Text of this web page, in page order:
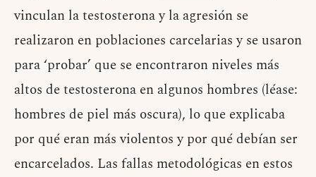
vinculan la testosterona y la agresión se
realizaron en poblaciones carcelarias y se usaron
para ‘probar’ que se encontraron niveles más
altos de testosterona en algunos hombres (léase:
hombres de piel más oscura), lo que explicaba
por qué eran más violentos y por qué debían ser
encarcelados. Las fallas metodológicas en estos